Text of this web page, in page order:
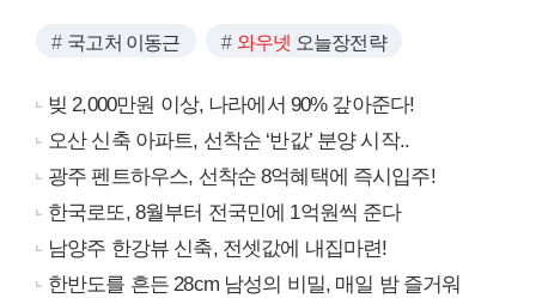
국고처 이동근 와우넷 오늘장전략
빚 2,000만원 이상, 나라에서 90% 갚아준다!
오산 신축 아파트, 선착순 ‘반값’ 분양 시작..
광주 펜트하우스, 선착순 8억혜택에 즉시입주!
한국로또, 8월부터 전국민에 1억원씩 준다
남양주 한강뷰 신축, 전셋값에 내집마련!
한반도를 흔든 28cm 남성의 비밀, 매일 밤 즐거워